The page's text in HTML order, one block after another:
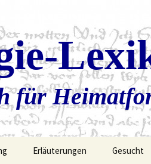
für
Erläuterungen Gesucht